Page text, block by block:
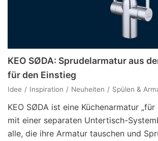
KEO SØDA: Sprudelarmatur aus
für den Einstieg
Idee Inspiration Neuheiten Spülen &
KEO SØDA ist eine Küchenarmatur „für
mit einer separaten Untertisch-
alle, die ihre Armatur tauschen und